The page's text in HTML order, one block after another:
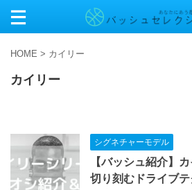
HOME > カイリー
カイリー
シグネチャーモデル
【バッシュ紹介】
切り刻むドライブ